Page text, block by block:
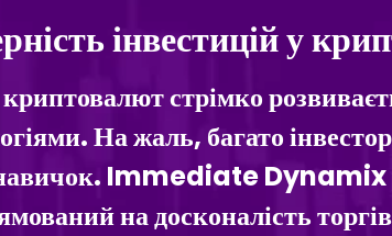
інвестицій у
стрімко
На жаль, багато
Immediate Dynamix
на досконалість